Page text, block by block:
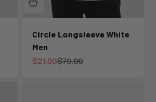
Circle Longsleeve White
Men
Angebot
$21.00Regulärer Preis
$70.00